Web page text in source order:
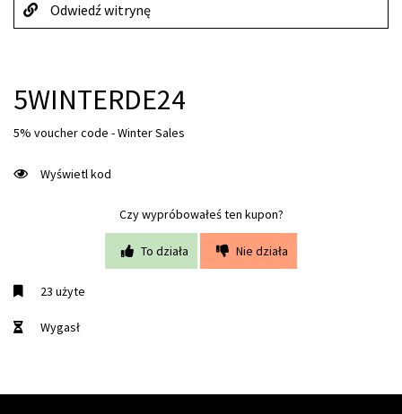
Odwiedź witrynę
5WINTERDE24
5% voucher code - Winter Sales
Wyświetl kod
Czy wypróbowałeś ten kupon?
To działa Nie działa
23 użyte
Wygasł